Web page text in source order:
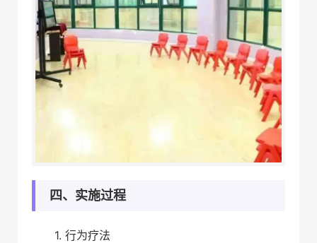
四、实施过程
1. 行为疗法